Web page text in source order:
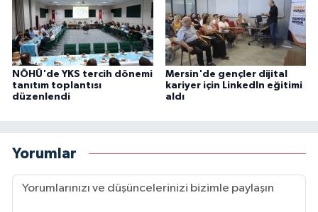
NÖHÜ'de YKS tercih dönemi
tanıtım toplantısı
düzenlendi
Mersin'de gençler dijital
kariyer için LinkedIn eğitimi
aldı
Yorumlar